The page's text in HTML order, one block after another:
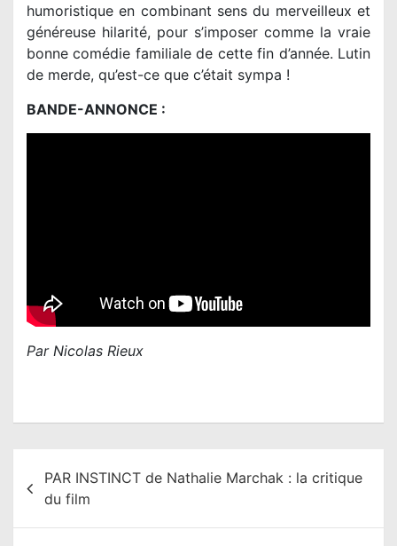
humoristique en combinant sens du merveilleux et
généreuse hilarité, pour s’imposer comme la vraie
bonne comédie familiale de cette fin d’année. Lutin
de merde, qu’est-ce que c’était sympa !
BANDE-ANNONCE :
Par Nicolas Rieux
PAR INSTINCT de Nathalie Marchak : la critique
du film